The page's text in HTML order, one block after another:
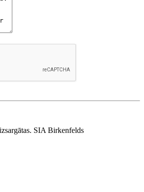
SIA Birkenfelds